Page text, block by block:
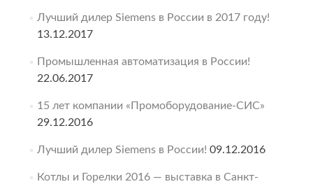
Лучший дилер Siemens в России в 2017 году!
13.12.2017
Промышленная автоматизация в России!
22.06.2017
15 лет компании «Промоборудование-СИС»
29.12.2016
Лучший дилер Siemens в России! 09.12.2016
Котлы и Горелки 2016 — выставка в Санкт-